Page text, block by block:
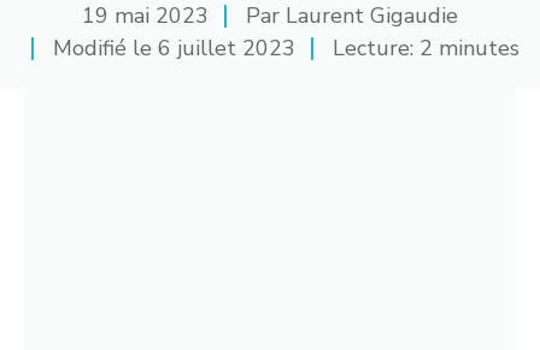
19 mai 2023 Par Laurent Gigaudie
Modifié le 6 juillet 2023 Lecture: 2 minutes